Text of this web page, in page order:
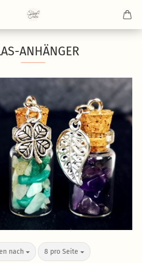
ANHÄNGER
nach 8 pro Seite